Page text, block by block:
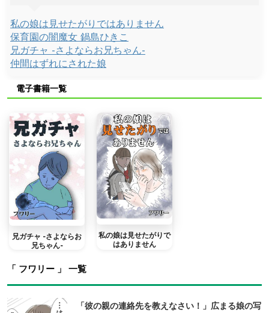
私の娘は見せたがりではありません
保育園の闇魔女 鍋島ひきこ
兄ガチャ -さよならお兄ちゃん-
仲間はずれにされた娘
電子書籍一覧
兄ガチャ -さよならお
兄ちゃん-
私の娘は見せたがりで
はありません
「 フワリー 」 一覧
「彼の親の連絡先を教えなさい！」広まる娘の写